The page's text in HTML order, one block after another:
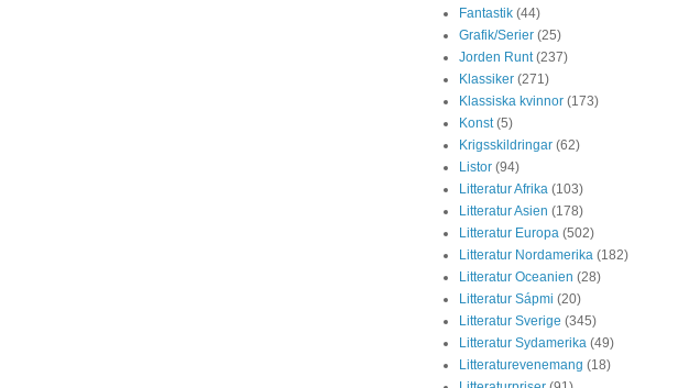
Fantastik (44)
Grafik/Serier (25)
Jorden Runt (237)
Klassiker (271)
Klassiska kvinnor (173)
Konst (5)
Krigsskildringar (62)
Listor (94)
Litteratur Afrika (103)
Litteratur Asien (178)
Litteratur Europa (502)
Litteratur Nordamerika (182)
Litteratur Oceanien (28)
Litteratur Sápmi (20)
Litteratur Sverige (345)
Litteratur Sydamerika (49)
Litteraturevenemang (18)